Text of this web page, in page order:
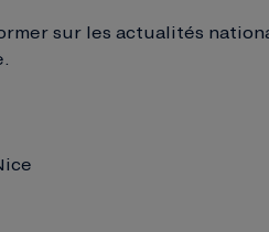
sur les actualités